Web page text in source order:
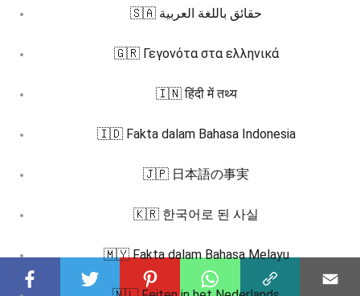
🇸🇦 حقائق باللغة العربية
🇬🇷 Γεγονότα στα ελληνικά
🇮🇳 हिंदी में तथ्य
🇮🇩 Fakta dalam Bahasa Indonesia
🇯🇵 日本語の事実
🇰🇷 한국어로 된 사실
🇲🇾 Fakta dalam Bahasa Melayu